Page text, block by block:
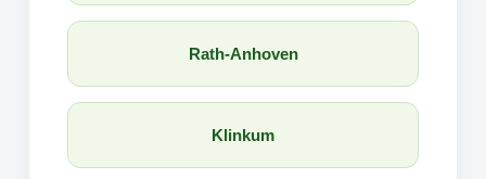
Rath-Anhoven
Klinkum